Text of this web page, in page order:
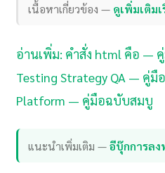
เนื้อหาเกี่ยวข้อง — ดูเพิ่มเติม
อ่านเพิ่ม: คำสั่ง html คือ —
Testing Strategy QA — คู่
Platform — คู่มือฉบับสมบู
แนะนำเพิ่มเติม —อีบุ๊กการลง